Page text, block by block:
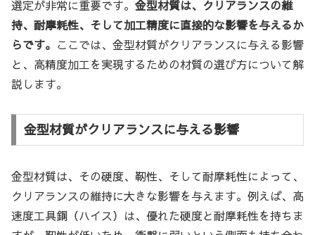
選定が非常に重要です。 金型材質は、クリアランスの維
持、耐摩耗性、そして加工精度に直接的な影響を与えるか
らです。 ここでは、金型材質がクリアランスに与える影響
と、高精度加工を実現するための材質の選び方について解
説します。
金型材質がクリアランスに与える影響
金型材質は、その硬度、靭性、そして耐摩耗性によって、
クリアランスの維持に大きな影響を与えます。例えば、高
速度工具鋼（ハイス）は、優れた硬度と耐摩耗性を持ちま